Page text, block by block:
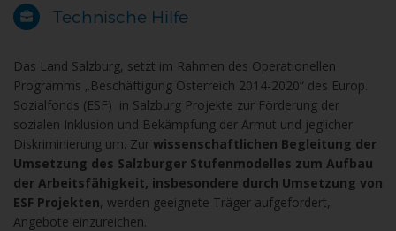
Technische Hilfe
Das Land Salzburg, setzt im Rahmen des Operationellen
Programms „Beschäftigung Osterreich 2014-2020“ des Europ.
Sozialfonds (ESF) in Salzburg Projekte zur Förderung der
sozialen Inklusion und Bekämpfung der Armut und jeglicher
Diskriminierung um. Zur wissenschaftlichen Begleitung der
Umsetzung des Salzburger Stufenmodelles zum Aufbau
der Arbeitsfähigkeit, insbesondere durch Umsetzung von
ESF Projekten, werden geeignete Träger aufgefordert,
Angebote einzureichen.